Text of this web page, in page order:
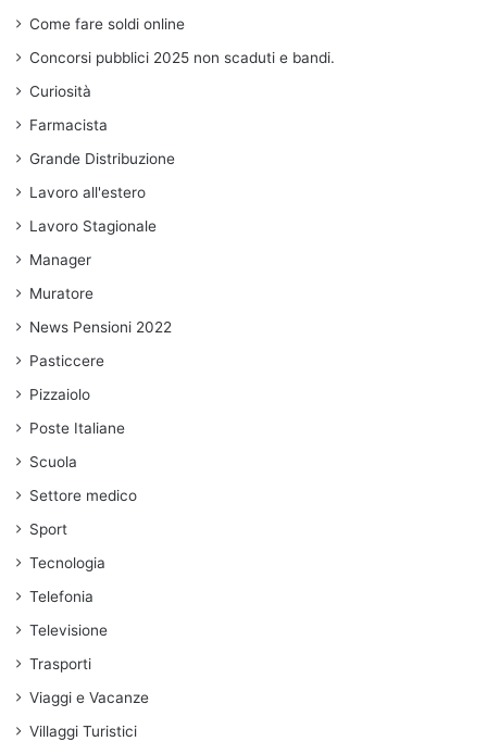
Come fare soldi online
Concorsi pubblici 2025 non scaduti e bandi.
Curiosità
Farmacista
Grande Distribuzione
Lavoro all'estero
Lavoro Stagionale
Manager
Muratore
News Pensioni 2022
Pasticcere
Pizzaiolo
Poste Italiane
Scuola
Settore medico
Sport
Tecnologia
Telefonia
Televisione
Trasporti
Viaggi e Vacanze
Villaggi Turistici